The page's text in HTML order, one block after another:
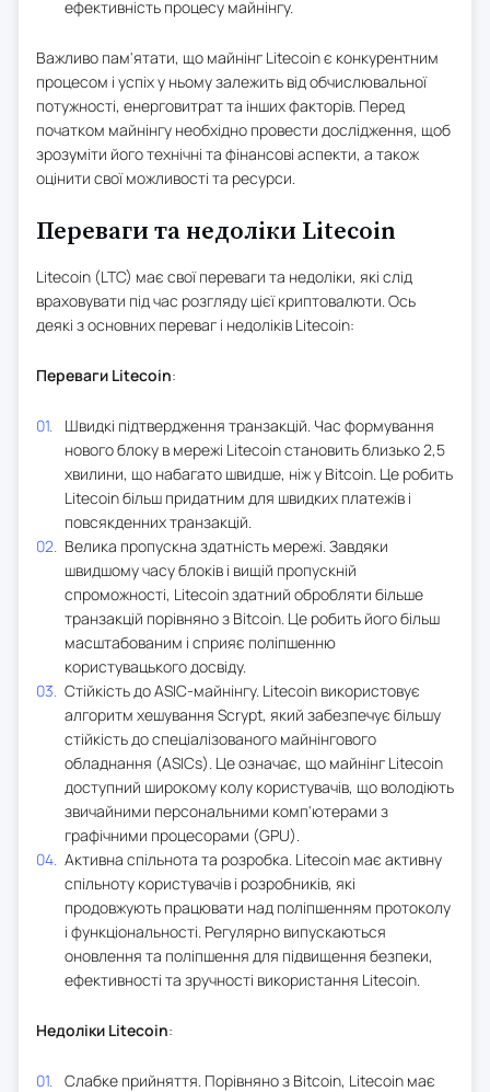
ефективність процесу майнінгу.
Важливо пам'ятати, що майнінг Litecoin є конкурентним
процесом і успіх у ньому залежить від обчислювальної
потужності, енерговитрат та інших факторів. Перед
початком майнінгу необхідно провести дослідження, щоб
зрозуміти його технічні та фінансові аспекти, а також
оцінити свої можливості та ресурси.
Переваги та недоліки Litecoin
Litecoin (LTC) має свої переваги та недоліки, які слід
враховувати під час розгляду цієї криптовалюти. Ось
деякі з основних переваг і недоліків Litecoin:
Переваги Litecoin:
Швидкі підтвердження транзакцій. Час формування
нового блоку в мережі Litecoin становить близько 2,5
хвилини, що набагато швидше, ніж у Bitcoin. Це робить
Litecoin більш придатним для швидких платежів і
повсякденних транзакцій.
Велика пропускна здатність мережі. Завдяки
швидшому часу блоків і вищій пропускній
спроможності, Litecoin здатний обробляти більше
транзакцій порівняно з Bitcoin. Це робить його більш
масштабованим і сприяє поліпшенню
користувацького досвіду.
Стійкість до ASIC-майнінгу. Litecoin використовує
алгоритм хешування Scrypt, який забезпечує більшу
стійкість до спеціалізованого майнінгового
обладнання (ASICs). Це означає, що майнінг Litecoin
доступний широкому колу користувачів, що володіють
звичайними персональними комп'ютерами з
графічними процесорами (GPU).
Активна спільнота та розробка. Litecoin має активну
спільноту користувачів і розробників, які
продовжують працювати над поліпшенням протоколу
і функціональності. Регулярно випускаються
оновлення та поліпшення для підвищення безпеки,
ефективності та зручності використання Litecoin.
Недоліки Litecoin:
Слабке прийняття. Порівняно з Bitcoin, Litecoin має